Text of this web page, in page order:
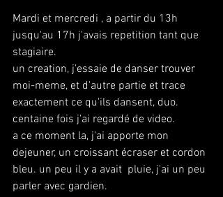
Mardi et mercredi , a partir du 13h
jusqu'au 17h j'avais repetition tant que
stagiaire.
un creation, j'essaie de danser trouver
moi-meme, et d'autre partie et trace
exactement ce qu'ils dansent, duo.
centaine fois j'ai regardé de video.
a ce moment la, j'ai apporte mon
dejeuner, un croissant écraser et cordon
bleu. un peu il y a avait  pluie, j'ai un peu
parler avec gardien.